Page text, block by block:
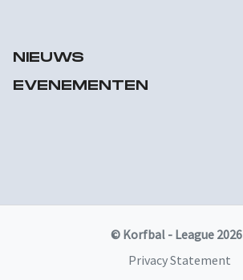
NIEUWS
EVENEMENTEN
© Korfbal - League 2026
Privacy Statement